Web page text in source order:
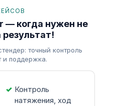
— когда нужен не
результат!
точный контроль
и поддержка.
Контроль
натяжения, ход